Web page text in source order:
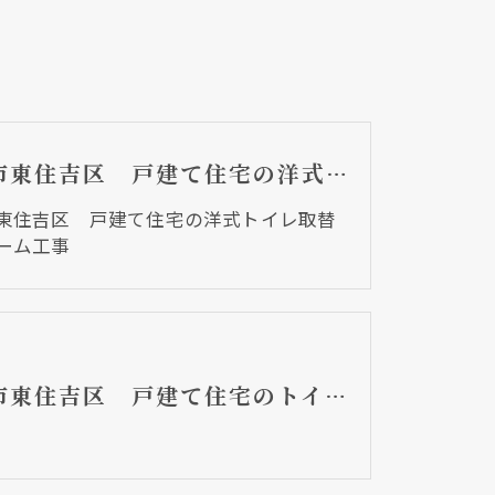
大阪市東住吉区 戸建て住宅の洋式トイレ取替リフォーム工事
住吉区 戸建て住宅の洋式トイレ取替
ム工事
大阪市東住吉区 戸建て住宅のトイレ取替リフォーム工事 TOTOワンデーリモデル